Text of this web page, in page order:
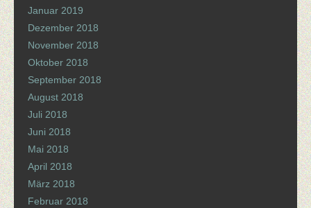
Januar 2019
Dezember 2018
November 2018
Oktober 2018
September 2018
August 2018
Juli 2018
Juni 2018
Mai 2018
April 2018
März 2018
Februar 2018